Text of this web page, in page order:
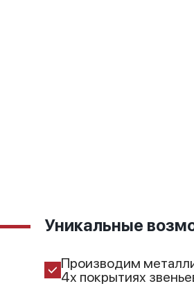
Уникальные
Производим
4х покрытиях